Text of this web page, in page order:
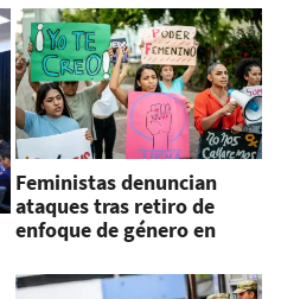
Feministas denuncian
ataques tras retiro de
enfoque de género en